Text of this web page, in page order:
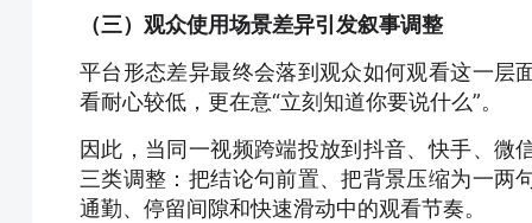
（三）观众使用场景差异引发叙事调整
平台形态差异最终会落到观众如何观看这一层
看耐心较低，更在意“立刻知道你要说什么”。
因此，当同一视频跨端投放到抖音、快手、
三类调整：把结论句前置、把背景压缩为一两
通勤、停留间隙和快速滑动中的观看节奏。